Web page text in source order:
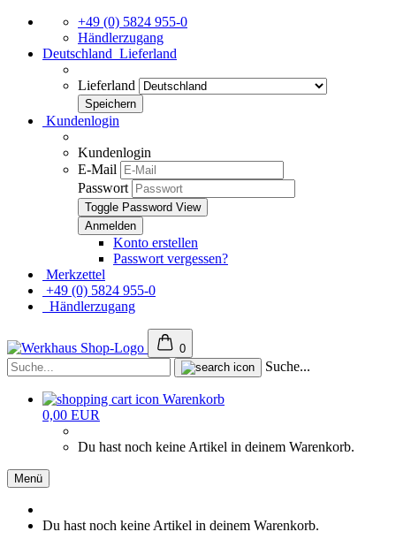
+49 (0) 5824 955-0
Händlerzugang
Deutschland Lieferland
Lieferland
Kundenlogin
Kundenlogin
E-Mail
Passwort
Toggle Password View
Konto erstellen
Passwort vergessen?
Merkzettel
+49 (0) 5824 955-0
Händlerzugang
0
Suche...
Warenkorb
0,00 EUR
Du hast noch keine Artikel in deinem Warenkorb.
Menü
Du hast noch keine Artikel in deinem Warenkorb.